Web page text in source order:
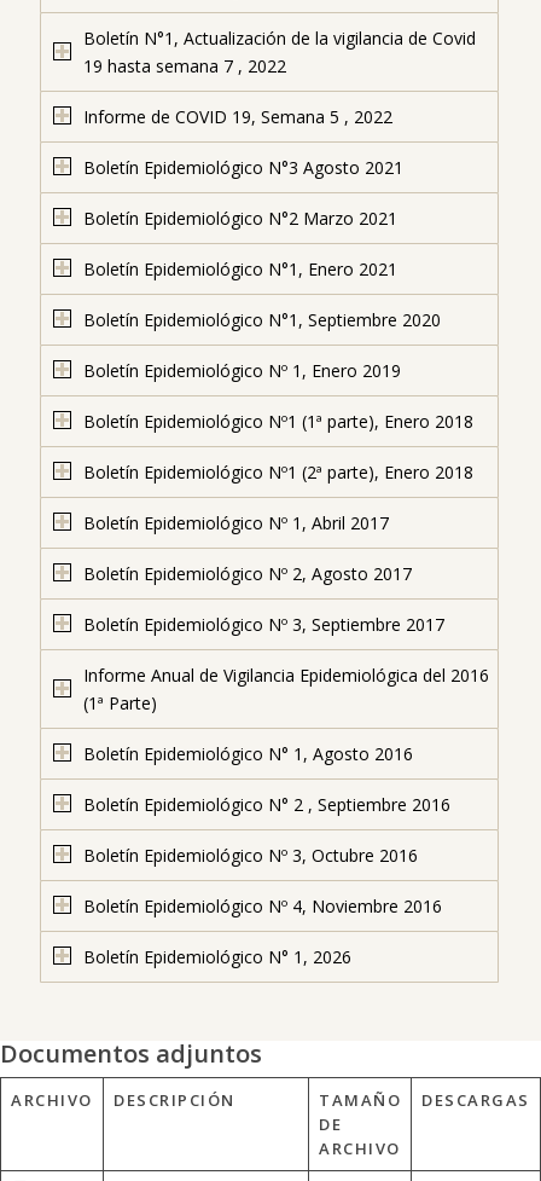
Boletín N°1, Actualización de la vigilancia de Covid
19 hasta semana 7 , 2022
Informe de COVID 19, Semana 5 , 2022
Boletín Epidemiológico N°3 Agosto 2021
Boletín Epidemiológico N°2 Marzo 2021
Boletín Epidemiológico N°1, Enero 2021
Boletín Epidemiológico N°1, Septiembre 2020
Boletín Epidemiológico Nº 1, Enero 2019
Boletín Epidemiológico Nº1 (1ª parte), Enero 2018
Boletín Epidemiológico Nº1 (2ª parte), Enero 2018
Boletín Epidemiológico Nº 1, Abril 2017
Boletín Epidemiológico Nº 2, Agosto 2017
Boletín Epidemiológico Nº 3, Septiembre 2017
Informe Anual de Vigilancia Epidemiológica del 2016
(1ª Parte)
Boletín Epidemiológico N° 1, Agosto 2016
Boletín Epidemiológico N° 2 , Septiembre 2016
Boletín Epidemiológico Nº 3, Octubre 2016
Boletín Epidemiológico Nº 4, Noviembre 2016
Boletín Epidemiológico N° 1, 2026
Documentos adjuntos
ARCHIVO DESCRIPCIÓN
TAMAÑO
DE
ARCHIVO
DESCARGAS